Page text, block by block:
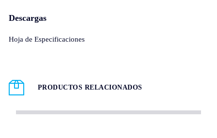
Descargas
Hoja de Especificaciones
PRODUCTOS RELACIONADOS